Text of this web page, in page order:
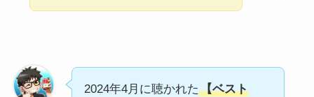
2024年4月に聴かれた 【ベスト